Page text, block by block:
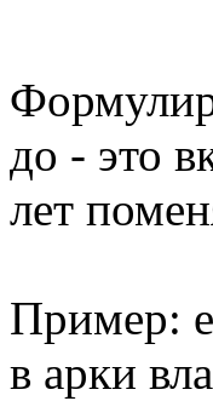
до - это
лет
Пример:
в арки